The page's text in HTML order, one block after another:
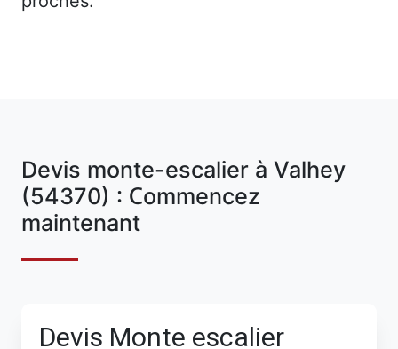
Devis monte-escalier à Valhey
(54370) : Commencez
maintenant
Devis Monte escalier